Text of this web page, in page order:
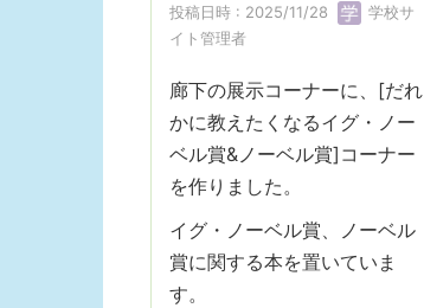
投稿日時 : 2025/11/28
学校サ
イト管理者
廊下の展示コーナーに、[だれ
かに教えたくなるイグ・ノー
ベル賞&ノーベル賞]コーナー
を作りました。
イグ・ノーベル賞、ノーベル
賞に関する本を置いていま
す。